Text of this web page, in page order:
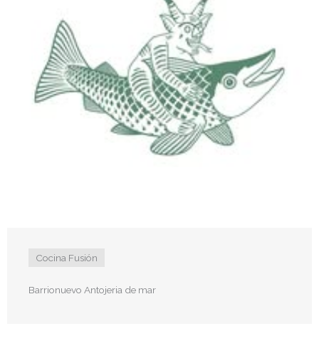
Cocina Fusión
Barrionuevo Antojeria de mar